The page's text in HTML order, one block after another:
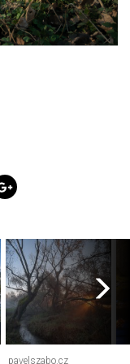
pavelszabo.cz